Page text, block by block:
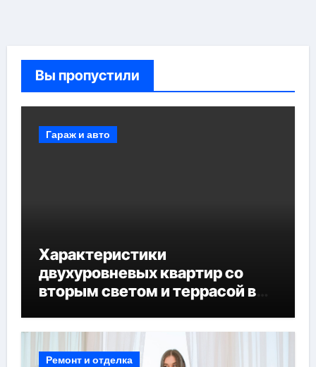
Вы пропустили
Гараж и авто
Характеристики
двухуровневых квартир со
вторым светом и террасой в
Ремонт и отделка